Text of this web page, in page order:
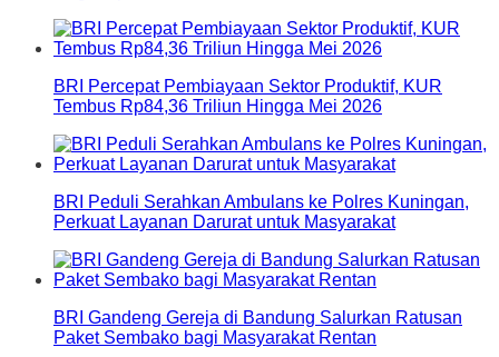
BRI Percepat Pembiayaan Sektor Produktif, KUR
Tembus Rp84,36 Triliun Hingga Mei 2026
BRI Peduli Serahkan Ambulans ke Polres Kuningan,
Perkuat Layanan Darurat untuk Masyarakat
BRI Gandeng Gereja di Bandung Salurkan Ratusan
Paket Sembako bagi Masyarakat Rentan